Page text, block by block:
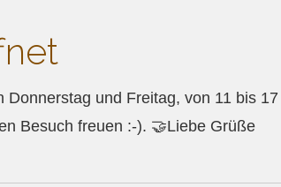
und Freitag, von 11 bis 17
Besuch freuen :-). 🤝Liebe Grüße